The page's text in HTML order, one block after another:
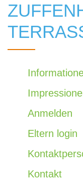
Anmelden
Eltern login
Kontakt